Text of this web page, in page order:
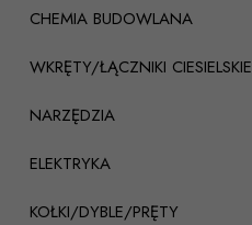
CHEMIA BUDOWLANA
WKRĘTY/ŁĄCZNIKI CIESIELSKIE
NARZĘDZIA
ELEKTRYKA
KOŁKI/DYBLE/PRĘTY